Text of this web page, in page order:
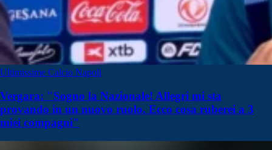
Ultimissime Calcio Napoli
Vergara: "Sogno la Nazionale! Allegri mi sta
provando in un nuovo ruolo. Ecco cosa ruberei a 3
miei compagni"